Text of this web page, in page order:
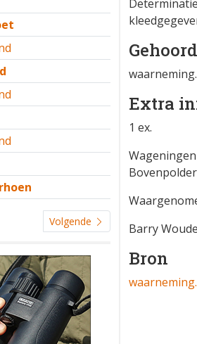
Volgende
Extra
1 ex.
Bovenpolder
Barry
Bron